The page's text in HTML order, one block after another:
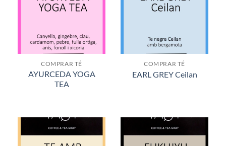
COMPRAR TÉ
AYURCEDA YOGA
TEA
COMPRAR TÉ
EARL GREY Ceilan